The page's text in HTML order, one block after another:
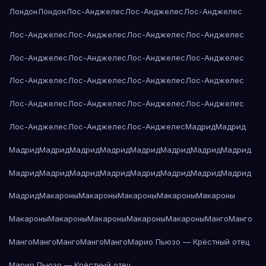
ЛондонЛондонЛос-АнджелесЛос-АнджелесЛос-Анджелес
Лос-АнджелесЛос-АнджелесЛос-АнджелесЛос-Анджелес
Лос-АнджелесЛос-АнджелесЛос-АнджелесЛос-Анджелес
Лос-АнджелесЛос-АнджелесЛос-АнджелесЛос-Анджелес
Лос-АнджелесЛос-АнджелесЛос-АнджелесЛос-Анджелес
Лос-АнджелесЛос-АнджелесЛос-АнджелесМадридМадрид
МадридМадридМадридМадридМадридМадридМадридМадрид
МадридМадридМадридМадридМадридМадридМадридМадрид
МадридМакароныМакароныМакароныМакароныМакароны
МакароныМакароныМакароныМакароныМакароныМангоМанго
МангоМангоМангоМангоМангоМарио Пьюзо — Крёстный отец